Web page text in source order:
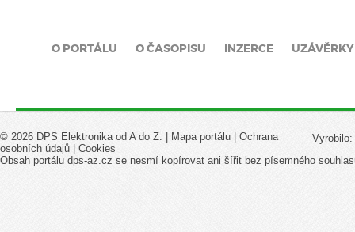
O PORTÁLU O ČASOPISU INZERCE UZÁVĚRKY
Vyrobilo:
© 2026 DPS Elektronika od A do Z. | Mapa portálu
Ochrana
osobních údajů
Cookies
Obsah portálu dps-az.cz se nesmí kopírovat ani šířit bez písemného